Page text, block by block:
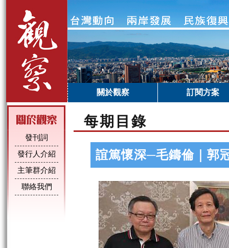
關於觀察 訂閱方案
發刊詞
發行人介紹
主筆群介紹
聯絡我們
每期目錄
誼篤懷深─毛鑄倫｜郭